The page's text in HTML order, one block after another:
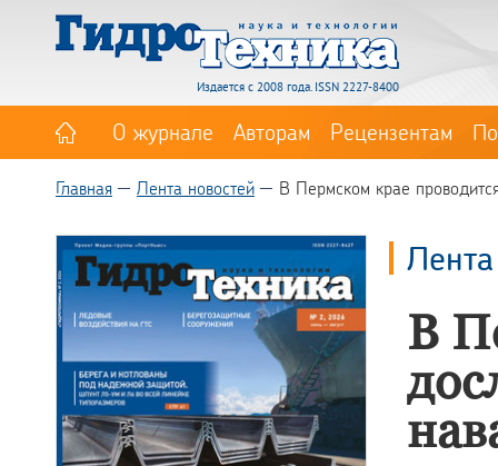
Издается с 2008 года. ISSN 2227-8400
О журнале Авторам Рецензентам
Главная Лента новостей В Пермском крае
В